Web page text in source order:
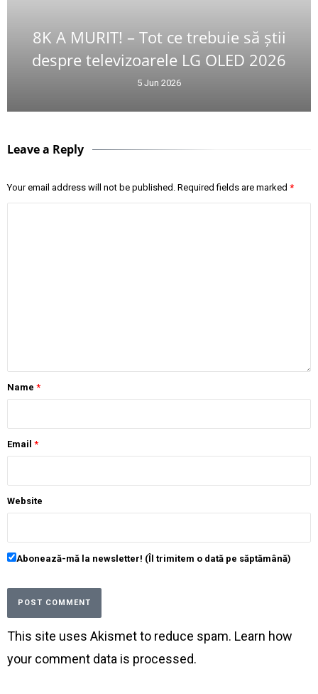
8K A MURIT! – Tot ce trebuie să știi
despre televizoarele LG OLED 2026
5 Jun 2026
Leave a Reply
Your email address will not be published. Required fields are marked *
Name *
Email *
Website
Abonează-mă la newsletter! (Îl trimitem o dată pe săptămână)
This site uses Akismet to reduce spam. Learn how
your comment data is processed.